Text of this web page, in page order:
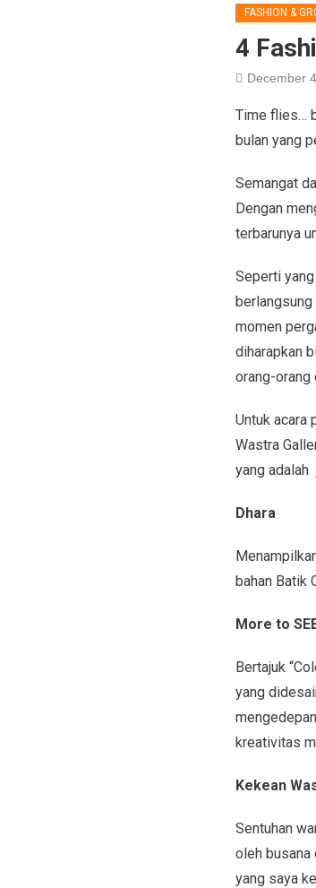
FASHION &
4
December
Time flies…
bulan yang
Semangat
Dengan
terbarunya
Seperti
berlangsung
momen
diharapkan
orang-orang
Untuk acara
Wastra
yang adalah
Dhara
bahan Batik
More to
Bertajuk
yang
kreativitas
Kekean
Sentuhan
oleh busana
yang saya